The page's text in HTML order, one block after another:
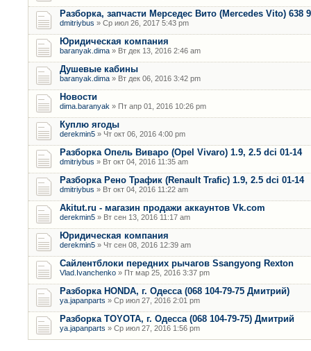
Разборка, запчасти Мерседес Вито (Mercedes Vito) 638
dmitriybus » Ср июл 26, 2017 5:43 pm
Юридическая компания
baranyak.dima » Вт дек 13, 2016 2:46 am
Душевые кабины
baranyak.dima » Вт дек 06, 2016 3:42 pm
Новости
dima.baranyak » Пт апр 01, 2016 10:26 pm
Куплю ягоды
derekmin5 » Чт окт 06, 2016 4:00 pm
Разборка Опель Виваро (Opel Vivaro) 1.9, 2.5 dci 01-14
dmitriybus » Вт окт 04, 2016 11:35 am
Разборка Рено Трафик (Renault Trafic) 1.9, 2.5 dci 01-14
dmitriybus » Вт окт 04, 2016 11:22 am
Akitut.ru - магазин продажи аккаунтов Vk.com
derekmin5 » Вт сен 13, 2016 11:17 am
Юридическая компания
derekmin5 » Чт сен 08, 2016 12:39 am
Сайлентблоки передних рычагов Ssangyong Rexton
Vlad.Ivanchenko » Пт мар 25, 2016 3:37 pm
Разборка HONDA, г. Одесса (068 104-79-75 Дмитрий)
ya.japanparts » Ср июл 27, 2016 2:01 pm
Разборка TOYOTA, г. Одесса (068 104-79-75) Дмитрий
ya.japanparts » Ср июл 27, 2016 1:56 pm